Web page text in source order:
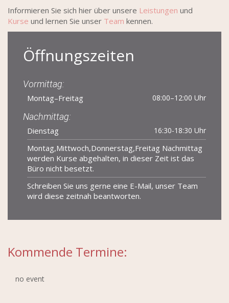
Informieren Sie sich hier über unsere Leistungen und
Kurse und lernen Sie unser Team kennen.
Öffnungszeiten
Vormittag:
Montag–Freitag 08:00–12:00 Uhr
Nachmittag:
Dienstag 16:30-18:30 Uhr
Montag,Mittwoch,Donnerstag,Freitag Nachmittag
werden Kurse abgehalten, in dieser Zeit ist das
Büro nicht besetzt.
Schreiben Sie uns gerne eine E-Mail, unser Team
wird diese zeitnah beantworten.
Kommende Termine:
no event